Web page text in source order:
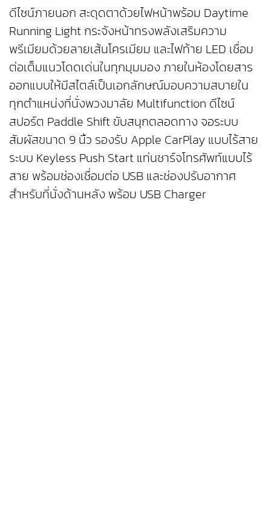
ดีไซน์ภายนอก สะดุดตาด้วยไฟหน้าพร้อม Daytime
Running Light กระจังหน้าทรงพลังเสริมความ
พรีเมียมด้วยลายเส้นโครเมียม และไฟท้าย LED เชื่อม
ต่อเต็มแนวโดดเด่นในทุกมุมมอง ภายในห้องโดยสาร
ออกแบบให้มีสไตล์เป็นเอกลักษณ์มอบความสบายใน
ทุกตำแหน่งที่นั่งพวงมาลัย Multifunction ดีไซน์
สปอร์ต Paddle Shift ขับสนุกตลอดทาง จอระบบ
สัมผัสขนาด 9 นิ้ว รองรับ Apple CarPlay แบบไร้สาย
ระบบ Keyless Push Start แท่นชาร์จโทรศัพท์แบบไร้
สาย พร้อมช่องเชื่อมต่อ USB และช่องปรับอากาศ
สำหรับที่นั่งด้านหลัง พร้อม USB Charger